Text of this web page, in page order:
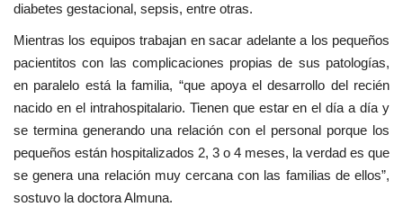
diabetes gestacional, sepsis, entre otras.
Mientras los equipos trabajan en sacar adelante a los pequeños
pacientitos con las complicaciones propias de sus patologías,
en paralelo está la familia, “que apoya el desarrollo del recién
nacido en el intrahospitalario. Tienen que estar en el día a día y
se termina generando una relación con el personal porque los
pequeños están hospitalizados 2, 3 o 4 meses, la verdad es que
se genera una relación muy cercana con las familias de ellos”,
sostuvo la doctora Almuna.